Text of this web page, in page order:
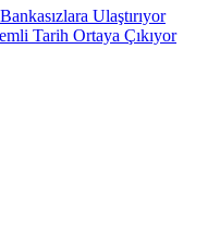
Ulaştırıyor
Tarih Ortaya Çıkıyor